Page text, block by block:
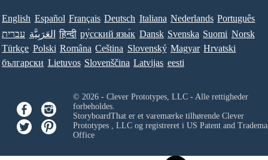
English Español Français Deutsch Italiana Nederlands Português
עברית العَرَبِيَّة हिन्दी ру́сский язы́к Dansk Svenska Suomi Norsk
Türkçe Polski Româna Ceština Slovenský Magyar Hrvatski
български Lietuvos Slovenščina Latvijas eesti
© 2026 - Clever Prototypes, LLC - Alle rettigheder
forbeholdes.
StoryboardThat er et varemærke tilhørende Clever
Prototypes , LLCog registreret i US Patent and
Office